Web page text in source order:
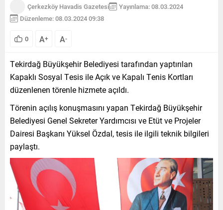
Çerkezköy Havadis Gazetesi
Yayınlama: 08.03.2024
Düzenleme: 08.03.2024 09:38
0 A+ A-
Tekirdağ Büyükşehir Belediyesi tarafından yaptırılan
Kapaklı Sosyal Tesis ile Açık ve Kapalı Tenis Kortları
düzenlenen törenle hizmete açıldı.
Törenin açılış konuşmasını yapan Tekirdağ Büyükşehir
Belediyesi Genel Sekreter Yardımcısı ve Etüt ve Projeler
Dairesi Başkanı Yüksel Özdal, tesis ile ilgili teknik bilgileri
paylaştı.